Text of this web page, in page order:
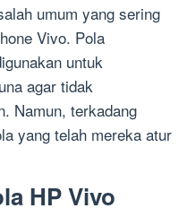
umum yang sering
Vivo. Pola
untuk
agar tidak
Namun, terkadang
yang telah mereka atur
HP Vivo